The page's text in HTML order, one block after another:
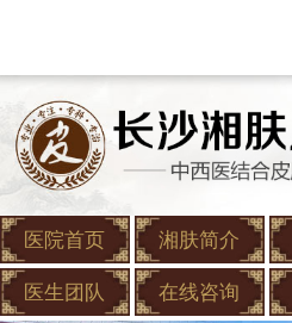
医院首页 湘肤简介
医生团队 在线咨询